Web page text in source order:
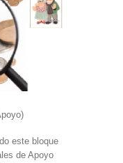
este bloque
de Apoyo